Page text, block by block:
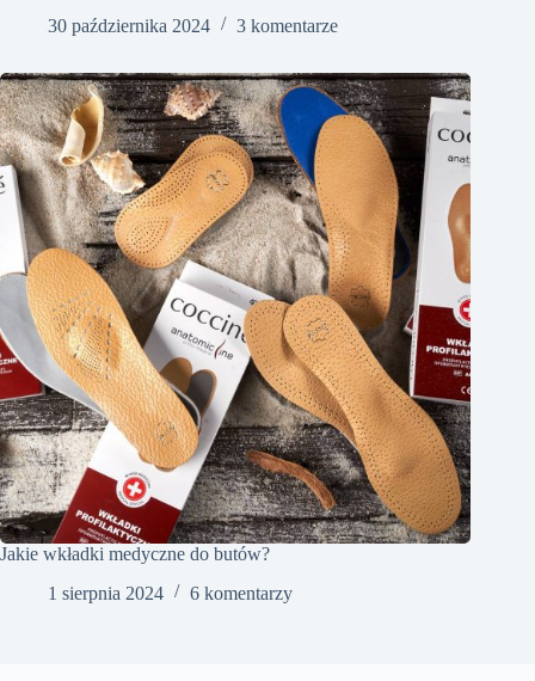
30 października 2024
3 komentarze
Jakie wkładki medyczne do butów?
1 sierpnia 2024
6 komentarzy